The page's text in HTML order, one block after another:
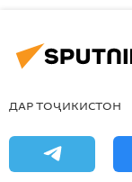
ДАР ТОҶИКИСТОН